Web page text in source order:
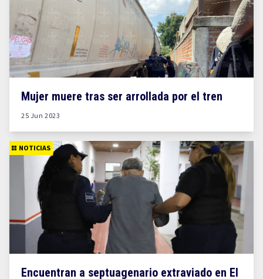
Mujer muere tras ser arrollada por el tren
25 Jun 2023
NOTICIAS
Encuentran a septuagenario extraviado en El